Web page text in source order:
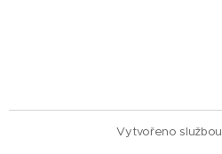
Vytvořeno službou